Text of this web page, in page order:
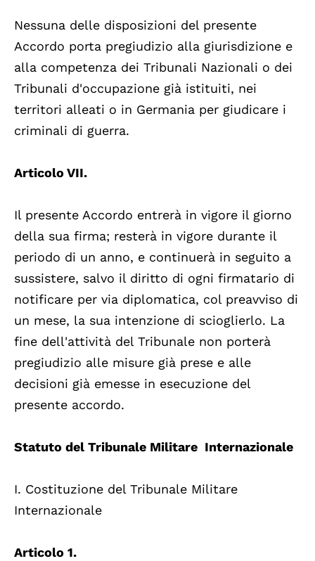
Nessuna delle disposizioni del presente
Accordo porta pregiudizio alla giurisdizione e
alla competenza dei Tribunali Nazionali o dei
Tribunali d'occupazione già istituiti, nei
territori alleati o in Germania per giudicare i
criminali di guerra.
Articolo VII.
Il presente Accordo entrerà in vigore il giorno
della sua firma; resterà in vigore durante il
periodo di un anno, e continuerà in seguito a
sussistere, salvo il diritto di ogni firmatario di
notificare per via diplomatica, col preavviso di
un mese, la sua intenzione di scioglierlo. La
fine dell'attività del Tribunale non porterà
pregiudizio alle misure già prese e alle
decisioni già emesse in esecuzione del
presente accordo.
Statuto del Tribunale Militare Internazionale
I. Costituzione del Tribunale Militare
Internazionale
Articolo 1.